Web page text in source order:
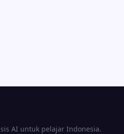
AI untuk pelajar Indonesia.